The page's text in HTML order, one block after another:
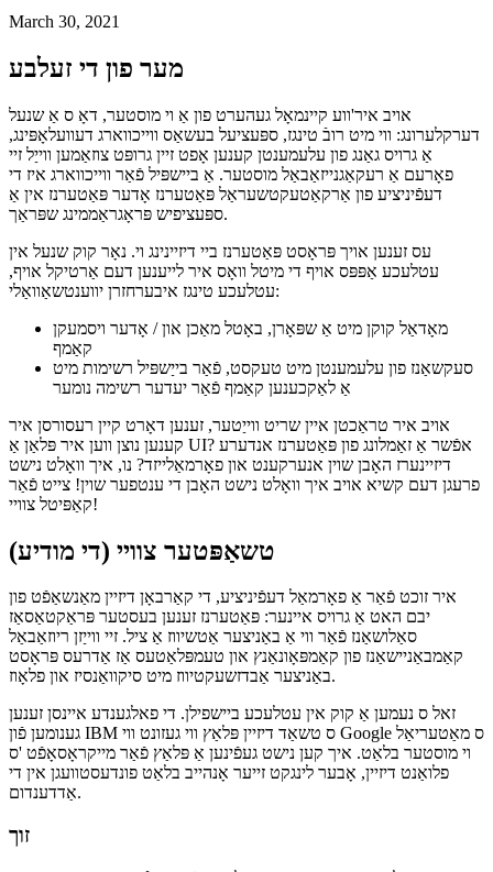
מער פון די זעלבע
אויב איר'ווע קיינמאָל געהערט פון אַ וי מוסטער, דאָ ס אַ שנעל
דערקלערונג: ווי מיט רובֿ טינגז, ספּעציעל בעשאַס ווייכווארג דעוועלאָפּינג,
פאָרעם אַ רעקאַגנייזאַבאַל מוסטער. אַ ביישפּיל פֿאַר ווייכווארג איז די
דעפֿיניציע פון אַרקאַטעקטשעראַל פּאַטערנז אָדער פּאַטערנז אין אַ
ספּעציפיש פּראָגראַממינג שפּראַך.
עס זענען אויך פּראָסט פּאַטערנז ביי דיזיינינג וי. נאָר קוק שנעל אין
עטלעכע אַפּפּס אויף די מיטל וואָס איר לייענען דעם אַרטיקל אויף,
עטלעכע טינגז איבערחזרן יווענטשאַוואַלי:
קאַמף
סעקשאַנז פון עלעמענטן מיט טעקסט, פֿאַר בייַשפּיל רשימות מיט
אַ לאַקכענען קאַמף פֿאַר יעדער רשימה נומער
אויב איר טראַכטן איין שריט ווייַטער, זענען דאָרט קיין רעסורסן איר
דיזיינערז האָבן שוין אנערקענט און פאָרמאַלייזד? נו, איך וואָלט נישט
פרעגן דעם קשיא אויב איך וואָלט נישט האָבן די ענטפער שוין! צייט פֿאַר
טשאַפּטער צוויי (די מודיע)
איר זוכט פֿאַר אַ פאָרמאַל דעפֿיניציע, די קאַרבאָן דיזיין מאַנשאַפֿט פון
סאַלושאַנז פֿאַר ווי אַ באַניצער אַטשיווז אַ ציל. זיי ווייַזן ריוזאַבאַל
קאַמבאַניישאַנז פון קאַמפּאָונאַנץ און טעמפּלאַטעס אַז אַדרעס פּראָסט
באַניצער אַבדזשעקטיווז מיט סיקוואַנסיז און פלאָוז.
זאל ס נעמען אַ קוק אין עטלעכע ביישפילן. די פאלגענדע איינסן זענען
וי מוסטער בלאַט. איך קען נישט געפֿינען אַ פּלאַץ פֿאַר מייקראָסאָפֿט 'ס
פלואַנט דיזיין, אָבער לינגקט זייער אָנהייב בלאַט פונדעסטוועגן אין די